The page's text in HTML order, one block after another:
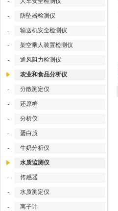
-
- 防坠器检测仪
- 输送机安全检测仪
- 架空乘人装置检测仪
- 通风阻力检测仪
农业和食品分析仪
- 分散测定仪
- 还原糖
- 分析仪
- 蛋白质
- 牛奶分析仪
水质监测仪
- 传感器
- 水质测定仪
- 离子计